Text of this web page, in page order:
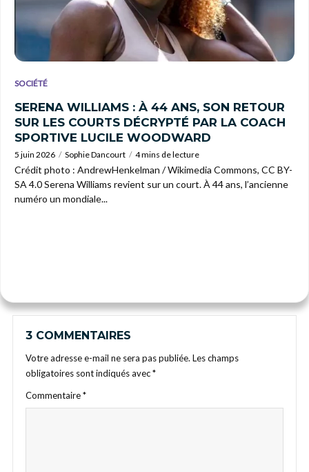
SOCIÉTÉ
SERENA WILLIAMS : À 44 ANS, SON RETOUR
SUR LES COURTS DÉCRYPTÉ PAR LA COACH
SPORTIVE LUCILE WOODWARD
5 juin 2026 Sophie Dancourt 4 mins de lecture
Crédit photo : AndrewHenkelman / Wikimedia Commons, CC BY-
SA 4.0 Serena Williams revient sur un court. À 44 ans, l’ancienne
numéro un mondiale...
3 COMMENTAIRES
Votre adresse e-mail ne sera pas publiée. Les champs
obligatoires sont indiqués avec*
Commentaire*